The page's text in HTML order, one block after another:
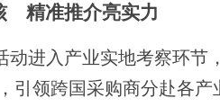
精准推介亮实力
动进入产业实地考察环节
引领跨国采购商分赴各